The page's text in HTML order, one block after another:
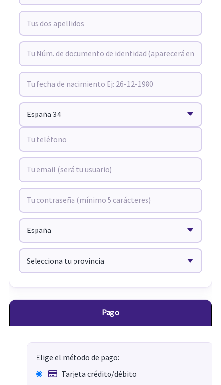
Pago
Elige el método de pago:
Tarjeta crédito/débito